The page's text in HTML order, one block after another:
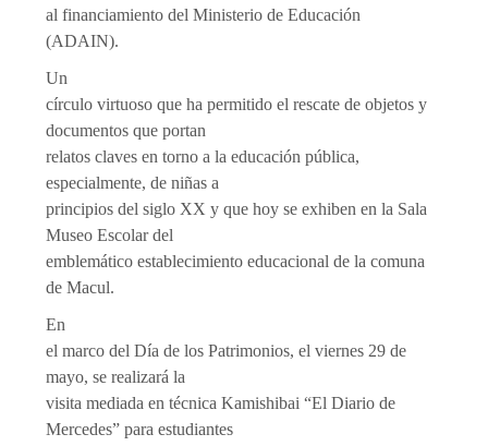
al financiamiento del Ministerio de Educación
(ADAIN).
Un
círculo virtuoso que ha permitido el rescate de objetos y
documentos que portan
relatos claves en torno a la educación pública,
especialmente, de niñas a
principios del siglo XX y que hoy se exhiben en la Sala
Museo Escolar del
emblemático establecimiento educacional de la comuna
de Macul.
En
el marco del Día de los Patrimonios, el viernes 29 de
mayo, se realizará la
visita mediada en técnica Kamishibai “El Diario de
Mercedes” para estudiantes